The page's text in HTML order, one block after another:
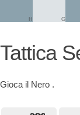
G
H
Tattica
Gioca il Nero .